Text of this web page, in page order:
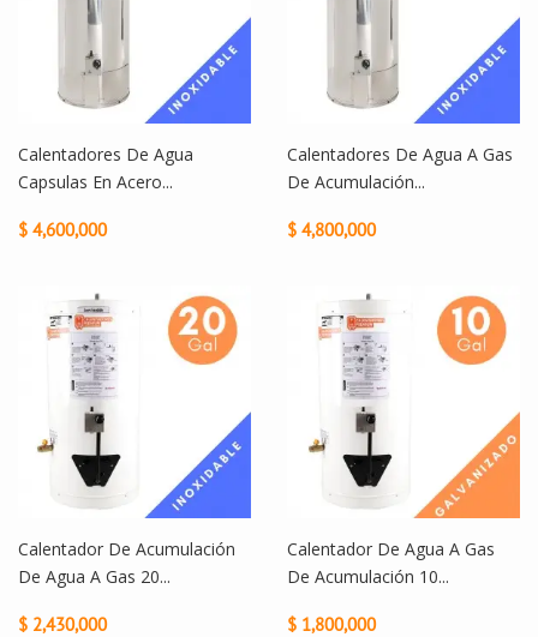
Calentadores De Agua
Capsulas En Acero...
$ 4,600,000
Calentadores De Agua A Gas
De Acumulación...
$ 4,800,000
Calentador De Acumulación
De Agua A Gas 20...
$ 2,430,000
Calentador De Agua A Gas
De Acumulación 10...
$ 1,800,000